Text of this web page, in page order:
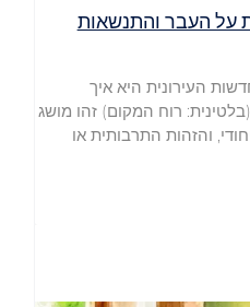
על העבר והתנשאות
העירונית היא איך
משמרים את ה-Genius Loci (בלטינית: רוח המקום) זהו מושג
והזהות התרבותית או